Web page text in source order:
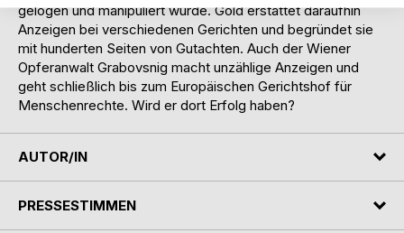
gelogen und manipuliert wurde. Gold erstattet daraufhin
Anzeigen bei verschiedenen Gerichten und begründet sie
mit hunderten Seiten von Gutachten. Auch der Wiener
Opferanwalt Grabovsnig macht unzählige Anzeigen und
geht schließlich bis zum Europäischen Gerichtshof für
Menschenrechte. Wird er dort Erfolg haben?
AUTOR/IN
PRESSESTIMMEN